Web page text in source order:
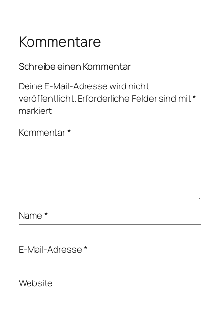
Kommentare
Schreibe einen Kommentar
Deine E-Mail-Adresse wird nicht
veröffentlicht.Erforderliche Felder sind mit*
markiert
Kommentar*
Name*
E-Mail-Adresse*
Website